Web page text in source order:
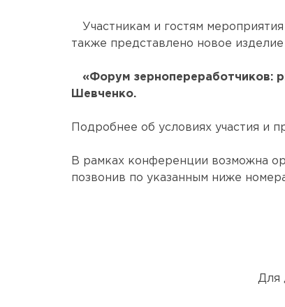
Участникам и гостям
также представлено новое
«Форум зернопереработчиков:
Шевченко.
Подробнее об условиях участия и
В рамках конференции возможна
позвонив по указанным ниже
Для